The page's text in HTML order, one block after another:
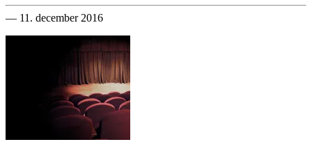
— 11. december 2016